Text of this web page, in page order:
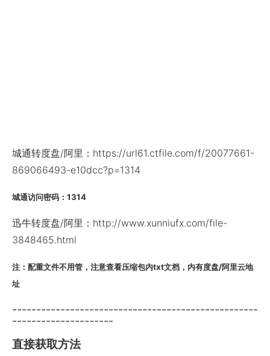
城通转度盘/阿里：https://url61.ctfile.com/f/20077661-
869066493-e10dcc?p=1314
城通访问密码：1314
迅牛转度盘/阿里：http://www.xunniufx.com/file-
3848465.html
注：配重文件不用管，注意查看压缩包内txt文档，内有度盘/阿里云地
址
---------------------------------------------------
---------------------
直接获取方法